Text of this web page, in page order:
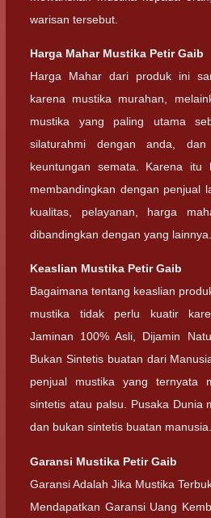
warisan tersebut.
Harga Mahar Mustika Petir Gaib
Harga Mahar dari produk ini
karena mustika murahan,
mustika yang paling utama
silaturahmi dengan anda, dan
keuntungan semata. Karena itu
membandingkan dengan penjual
kualitas, pelayanan, harga
dibandingkan dengan yang lainnya.
Keaslian Mustika Petir Gaib
Bagaimana tentang keaslian
mustika tidak perlu kuatir
Jaminan 100% Asli, Dijamin
Bukan Sintetis buatan dari
penjual mustika yang ternyata
sintetis atau palsu. Pusaka Dunia
dan bukan sintetis buatan manusia.
Garansi Mustika Petir Gaib
Garansi Adalah Jika Mustika
Mendapatkan Garansi Uang